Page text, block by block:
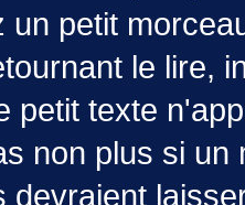
un petit
le lire,
petit texte
non plus si
devraient